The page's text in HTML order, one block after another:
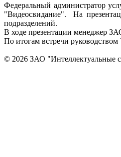
Федеральный администратор
"Видеосвидание". На
подразделений.
В ходе презентации менеджер
По итогам встречи
© 2026 ЗАО "Интеллектуальные